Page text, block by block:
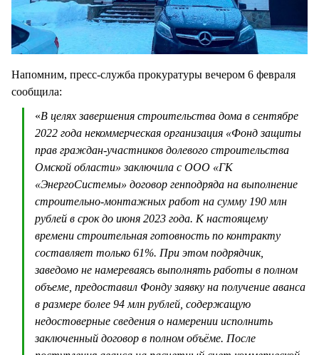
Напомним, пресс-служба прокуратуры вечером 6 февраля
сообщила:
«В целях завершения строительства дома в сентябре
2022 года некоммерческая организация «Фонд защиты
прав граждан-участников долевого строительства
Омской области» заключила с ООО «ГК
«ЭнергоСистемы» договор генподряда на выполнение
строительно-монтажных работ на сумму 190 млн
рублей в срок до июня 2023 года. К настоящему
времени строительная готовность по контракту
составляет только 61%. При этом подрядчик,
заведомо не намереваясь выполнять работы в полном
объеме, предоставил Фонду заявку на получение аванса
в размере более 94 млн рублей, содержащую
недостоверные сведения о намерении исполнить
заключенный договор в полном объёме. После